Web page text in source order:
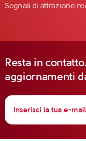
Segnali di attrazione
Resta in
aggiornamenti